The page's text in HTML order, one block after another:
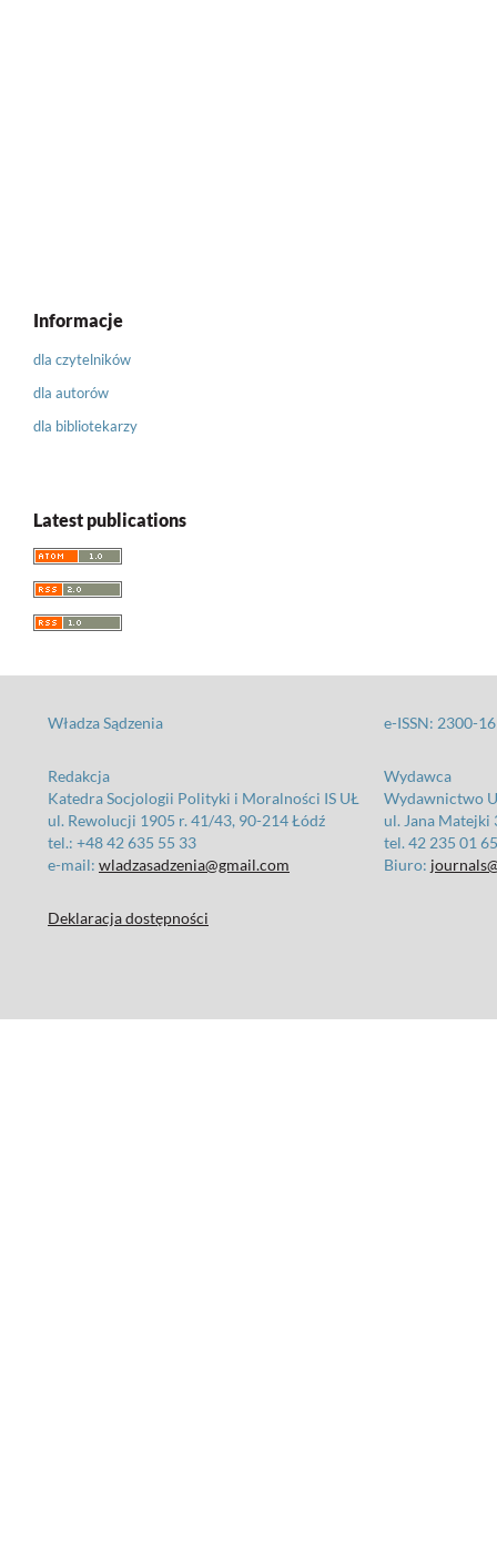
Informacje
dla czytelników
dla autorów
dla bibliotekarzy
Latest publications
Władza Sądzenia e-ISSN: 2300-
Redakcja
Katedra Socjologii Polityki i Moralności IS UŁ
ul. Rewolucji 1905 r. 41/43, 90-214 Łódź
tel.: +48 42 635 55 33
e-mail: wladzasadzenia@gmail.com
Wydawca
Wydawnictwo
ul. Jana Matejki
tel. 42 235 01
Biuro:
Deklaracja dostępności